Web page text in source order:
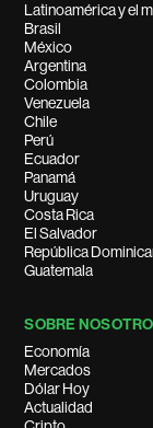
Latinoamérica y el
Brasil
México
Argentina
Colombia
Venezuela
Chile
Perú
Ecuador
Panamá
Uruguay
Costa Rica
El Salvador
República
Guatemala
SOBRE
Economía
Mercados
Dólar Hoy
Actualidad